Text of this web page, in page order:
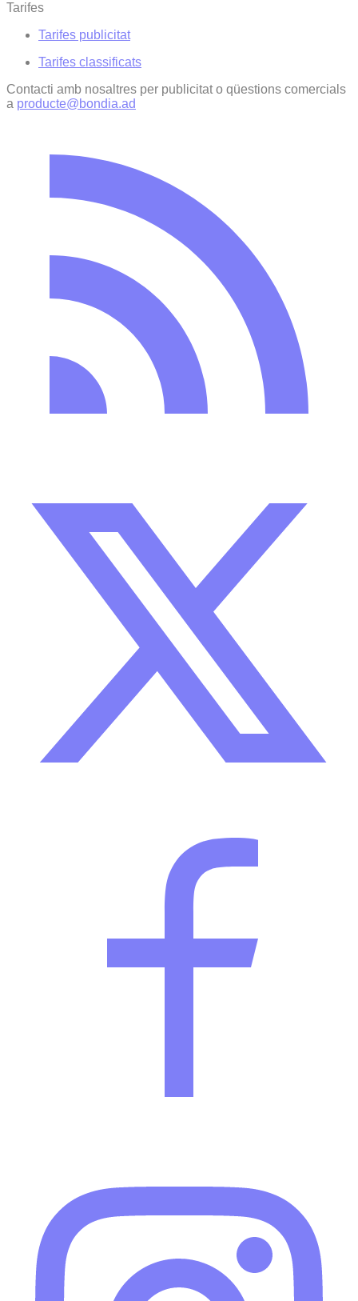
Tarifes
Tarifes publicitat
Tarifes classificats
Contacti amb nosaltres per publicitat o qüestions comercials
a producte@bondia.ad